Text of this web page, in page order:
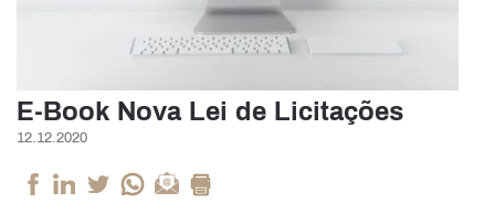
E-Book Nova Lei de Licitações
12.12.2020